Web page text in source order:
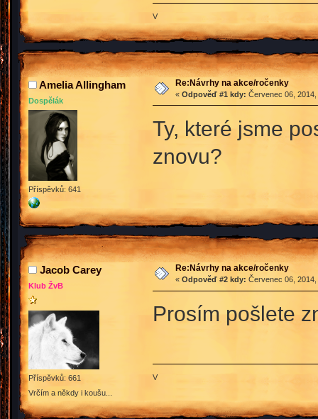
V
Amelia Allingham
Dospělák
Příspěvků: 641
Re:Návrhy na akce/ročenky
« Odpověď #1 kdy: Červenec 06,
Ty, které jsme
znovu?
Jacob Carey
Klub ŽvB
Příspěvků: 661
Vrčím a někdy i koušu...
Re:Návrhy na akce/ročenky
« Odpověď #2 kdy: Červenec 06,
Prosím pošlete
V